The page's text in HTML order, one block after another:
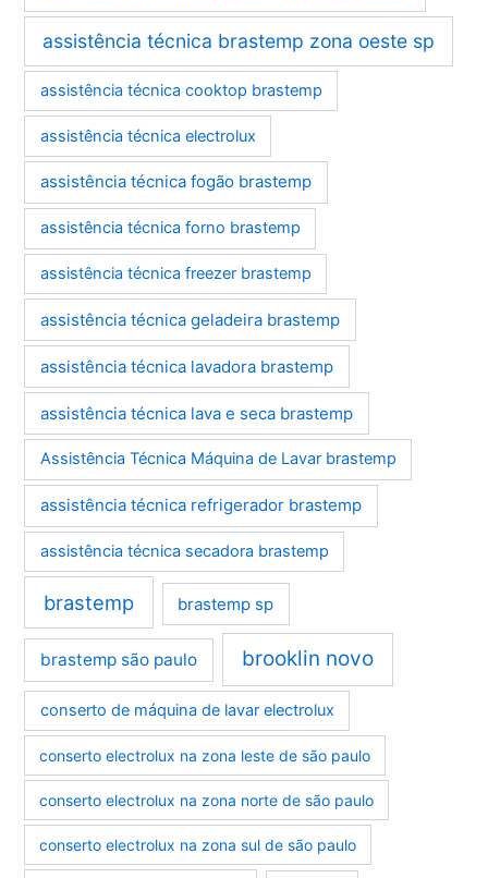
assistência técnica brastemp zona oeste sp
assistência técnica cooktop brastemp
assistência técnica electrolux
assistência técnica fogão brastemp
assistência técnica forno brastemp
assistência técnica freezer brastemp
assistência técnica geladeira brastemp
assistência técnica lavadora brastemp
assistência técnica lava e seca brastemp
Assistência Técnica Máquina de Lavar brastemp
assistência técnica refrigerador brastemp
assistência técnica secadora brastemp
brastemp brastemp sp
brastemp são paulo brooklin novo
conserto de máquina de lavar electrolux
conserto electrolux na zona leste de são paulo
conserto electrolux na zona norte de são paulo
conserto electrolux na zona sul de são paulo